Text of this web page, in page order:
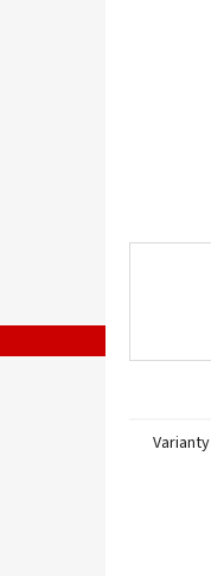
Varianty